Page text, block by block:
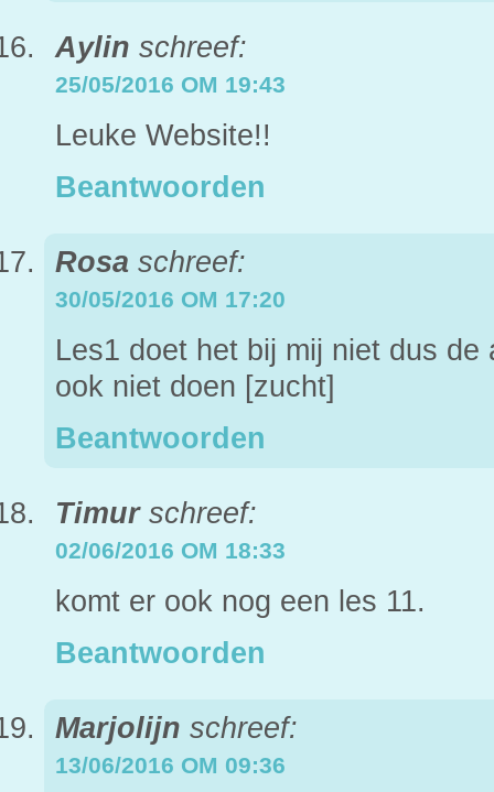
Aylin schreef:
25/05/2016 OM 19:43
Leuke Website!!
Beantwoorden
Rosa schreef:
30/05/2016 OM 17:20
Les1 doet het bij mij niet dus
ook niet doen [zucht]
Beantwoorden
Timur schreef:
02/06/2016 OM 18:33
komt er ook nog een les 11.
Beantwoorden
Marjolijn schreef:
13/06/2016 OM 09:36